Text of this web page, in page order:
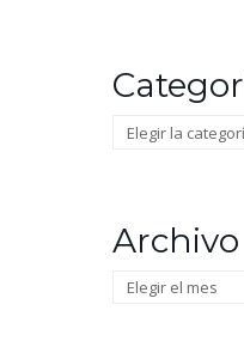
Categorías
Archivo
Archivo